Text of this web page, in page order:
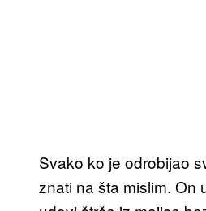
Svako ko je odrobijao
znati na šta mislim. On